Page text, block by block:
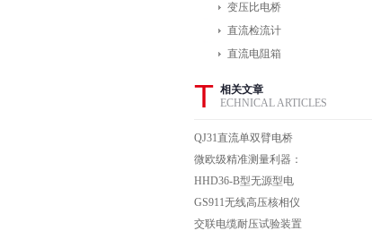
变压比电桥
直流检流计
直流电阻箱
T 相关文章
ECHNICAL ARTICLES
QJ31直流单双臂电桥
工作原理
微欧级精准测量利器：
直流双臂电桥的技术突
破与应用
HHD36-B型无源型电
动保护器
GS911无线高压核相仪
交联电缆耐压试验装置